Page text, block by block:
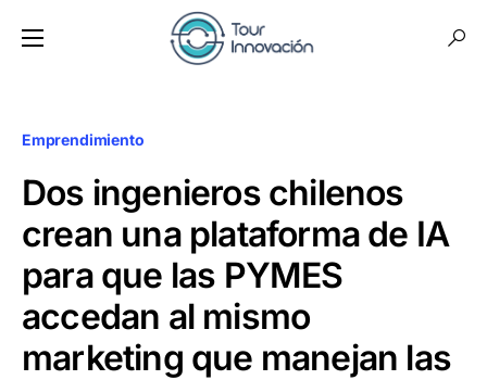
Emprendimiento
Dos ingenieros chilenos
crean una plataforma de IA
para que las PYMES
accedan al mismo
marketing que manejan las